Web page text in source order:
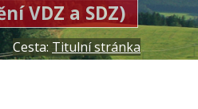
VDZ a SDZ)
Cesta: Titulní stránka